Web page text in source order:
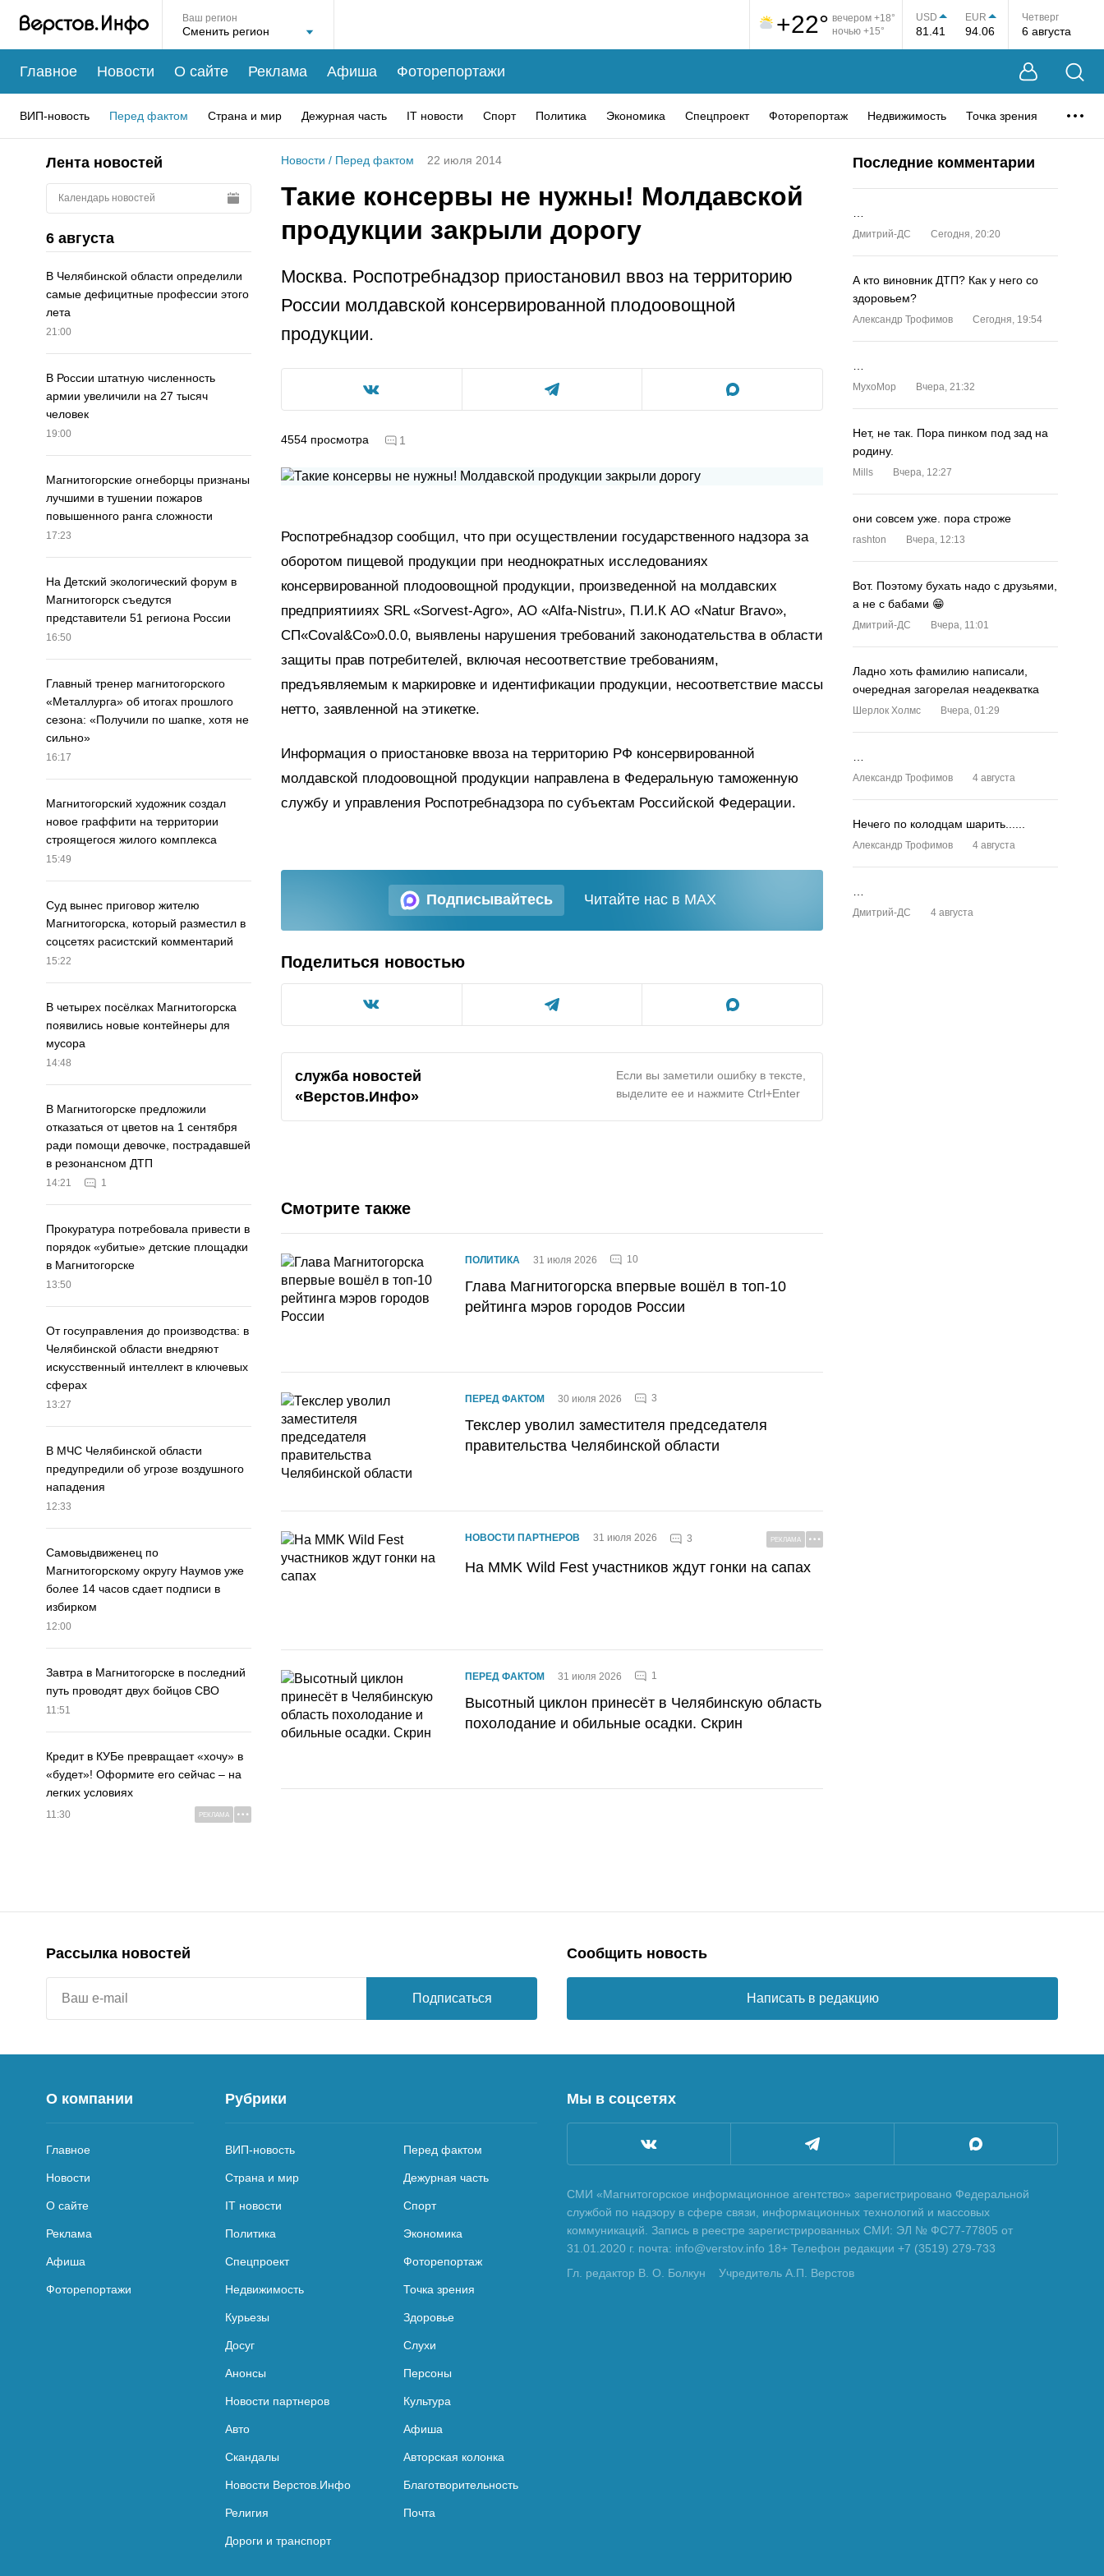
Ваш регион +22° вечером +18°
ночью +15°
USD
81.41
EUR
94.06
Четверг
6 августа
Главное Новости О сайте Реклама Афиша Фоторепортажи
ВИП-новость Перед фактом Страна и мир Дежурная часть IT новости Спорт Политика Экономика Спецпроект Фоторепортаж Недвижимость Точка зрения
Лента новостей
Календарь новостей
6 августа
В Челябинской области определили
самые дефицитные профессии этого
лета
21:00
В России штатную численность
армии увеличили на 27 тысяч
человек
19:00
Магнитогорские огнеборцы признаны
лучшими в тушении пожаров
повышенного ранга сложности
17:23
На Детский экологический форум в
Магнитогорск съедутся
представители 51 региона России
16:50
Главный тренер магнитогорского
«Металлурга» об итогах прошлого
сезона: «Получили по шапке, хотя не
сильно»
16:17
Магнитогорский художник создал
новое граффити на территории
строящегося жилого комплекса
15:49
Суд вынес приговор жителю
Магнитогорска, который разместил в
соцсетях расистский комментарий
15:22
В четырех посёлках Магнитогорска
появились новые контейнеры для
мусора
14:48
В Магнитогорске предложили
отказаться от цветов на 1 сентября
ради помощи девочке, пострадавшей
в резонансном ДТП
14:21 1
Прокуратура потребовала привести в
порядок «убитые» детские площадки
в Магнитогорске
13:50
От госуправления до производства: в
Челябинской области внедряют
искусственный интеллект в ключевых
сферах
13:27
В МЧС Челябинской области
предупредили об угрозе воздушного
нападения
12:33
Самовыдвиженец по
Магнитогорскому округу Наумов уже
более 14 часов сдает подписи в
избирком
12:00
Завтра в Магнитогорске в последний
путь проводят двух бойцов СВО
11:51
Кредит в КУБе превращает «хочу» в
«будет»! Оформите его сейчас – на
легких условиях
11:30 РЕКЛАМА
Новости / Перед фактом 22 июля 2014
Такие консервы не нужны! Молдавской
продукции закрыли дорогу
Москва. Роспотребнадзор приостановил ввоз на территорию
России молдавской консервированной плодоовощной
продукции.
4554 просмотра 1
Роспотребнадзор сообщил, что при осуществлении государственного надзора за
оборотом пищевой продукции при неоднократных исследованиях
консервированной плодоовощной продукции, произведенной на молдавских
предприятииях SRL «Sorvest-Agro», АО «Alfa-Nistru», П.И.К АО «Natur Bravo»,
CП«Coval&Co»0.0.0, выявлены нарушения требований законодательства в области
защиты прав потребителей, включая несоответствие требованиям,
предъявляемым к маркировке и идентификации продукции, несоответствие массы
нетто, заявленной на этикетке.
Информация о приостановке ввоза на территорию РФ консервированной
молдавской плодоовощной продукции направлена в Федеральную таможенную
службу и управления Роспотребнадзора по субъектам Российской Федерации.
Подписывайтесь Читайте нас в MAX
Поделиться новостью
служба новостей
«Верстов.Инфо»
Если вы заметили ошибку в тексте,
выделите ее и нажмите Ctrl+Enter
Смотрите также
ПОЛИТИКА 31 июля 2026 10
Глава Магнитогорска впервые вошёл в топ-10
рейтинга мэров городов России
ПЕРЕД ФАКТОМ 30 июля 2026 3
Текслер уволил заместителя председателя
правительства Челябинской области
НОВОСТИ ПАРТНЕРОВ 31 июля 2026 3 РЕКЛАМА
На MMK Wild Fest участников ждут гонки на сапах
ПЕРЕД ФАКТОМ 31 июля 2026 1
Высотный циклон принесёт в Челябинскую область
похолодание и обильные осадки. Скрин
Последние комментарии
Дмитрий-ДС Сегодня, 20:20
А кто виновник ДТП? Как у него со
здоровьем?
Александр Трофимов Сегодня, 19:54
MyxoMop Вчера, 21:32
Нет, не так. Пора пинком под зад на
родину.
Mills Вчера, 12:27
они совсем уже. пора строже
rashton Вчера, 12:13
Вот. Поэтому бухать надо с друзьями,
а не с бабами 😁
Дмитрий-ДС Вчера, 11:01
Ладно хоть фамилию написали,
очередная загорелая неадекватка
Шерлок Холмс Вчера, 01:29
Александр Трофимов 4 августа
Нечего по колодцам шарить......
Александр Трофимов 4 августа
Дмитрий-ДС 4 августа
Рассылка новостей
Подписаться
Сообщить новость
Написать в редакцию
О компании
Главное
Новости
О сайте
Реклама
Афиша
Фоторепортажи
Рубрики
ВИП-новость Перед фактом
Страна и мир Дежурная часть
IT новости Спорт
Политика Экономика
Спецпроект Фоторепортаж
Недвижимость Точка зрения
Курьезы Здоровье
Досуг Слухи
Анонсы Персоны
Новости партнеров Культура
Авто Афиша
Скандалы Авторская колонка
Новости Верстов.Инфо Благотворительность
Религия Почта
Дороги и транспорт
Мы в соцсетях
СМИ «Магнитогорское информационное агентство» зарегистрировано Федеральной
службой по надзору в сфере связи, информационных технологий и массовых
коммуникаций. Запись в реестре зарегистрированных СМИ: ЭЛ № ФС77-77805 от
31.01.2020 г. почта: info@verstov.info 18+ Телефон редакции +7 (3519) 279-733
Гл. редактор В. О. Болкун
Учредитель А.П. Верстов